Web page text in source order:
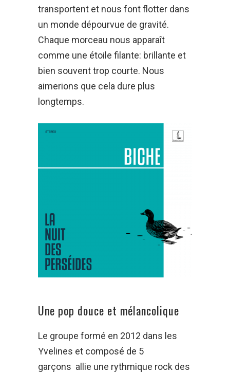
transportent et nous font flotter dans
un monde dépourvue de gravité.
Chaque morceau nous apparaît
comme une étoile filante: brillante et
bien souvent trop courte. Nous
aimerions que cela dure plus
longtemps.
Une pop douce et mélancolique
Le groupe formé en 2012 dans les
Yvelines et composé de 5
garçons allie une rythmique rock des